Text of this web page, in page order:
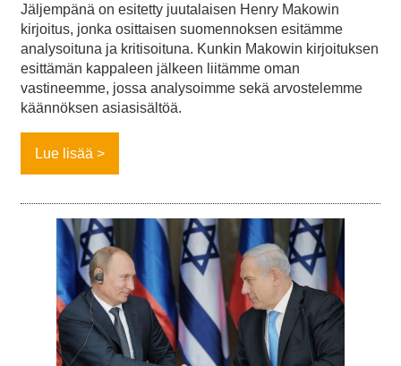
Jäljempänä on esitetty juutalaisen Henry Makowin
kirjoitus, jonka osittaisen suomennoksen esitämme
analysoituna ja kritisoituna. Kunkin Makowin kirjoituksen
esittämän kappaleen jälkeen liitämme oman
vastineemme, jossa analysoimme sekä arvostelemme
käännöksen asiasisältöä.
Lue lisää